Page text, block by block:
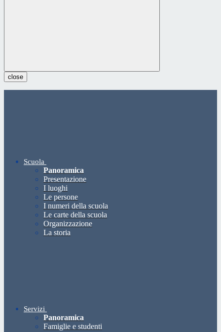
close
Scuola
Panoramica
Presentazione
I luoghi
Le persone
I numeri della scuola
Le carte della scuola
Organizzazione
La storia
Servizi
Panoramica
Famiglie e studenti